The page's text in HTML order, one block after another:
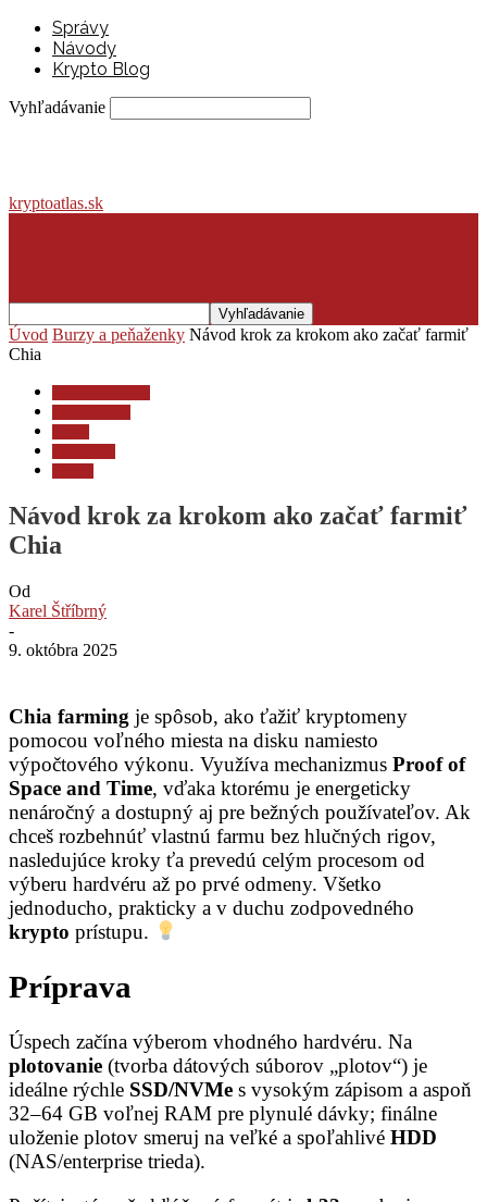
Správy
Návody
Krypto Blog
Vyhľadávanie
kryptoatlas.sk
Úvod Burzy a peňaženky Návod krok za krokom ako začať farmiť
Chia
Návod krok za krokom ako začať farmiť
Chia
Od
Karel Štříbrný
-
9. októbra 2025
Chia farming je spôsob, ako ťažiť kryptomeny
pomocou voľného miesta na disku namiesto
výpočtového výkonu. Využíva mechanizmus Proof of
Space and Time, vďaka ktorému je energeticky
nenáročný a dostupný aj pre bežných používateľov. Ak
chceš rozbehnúť vlastnú farmu bez hlučných rigov,
nasledujúce kroky ťa prevedú celým procesom od
výberu hardvéru až po prvé odmeny. Všetko
jednoducho, prakticky a v duchu zodpovedného
krypto prístupu.
Príprava
Úspech začína výberom vhodného hardvéru. Na
plotovanie (tvorba dátových súborov „plotov“) je
ideálne rýchle SSD/NVMe s vysokým zápisom a aspoň
32–64 GB voľnej RAM pre plynulé dávky; finálne
uloženie plotov smeruj na veľké a spoľahlivé HDD
(NAS/enterprise trieda).